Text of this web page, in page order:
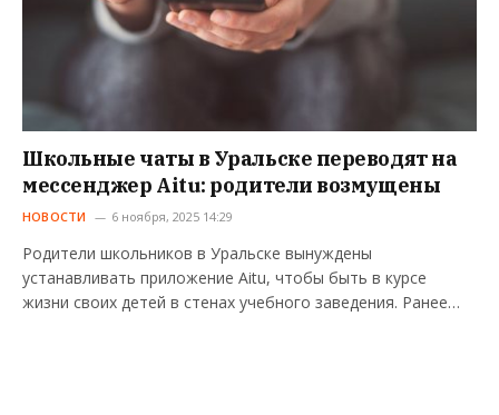
Школьные чаты в Уральске переводят на
мессенджер Aitu: родители возмущены
НОВОСТИ 6 ноября, 2025 14:29
Родители школьников в Уральске вынуждены
устанавливать приложение Aitu, чтобы быть в курсе
жизни своих детей в стенах учебного заведения. Ранее…